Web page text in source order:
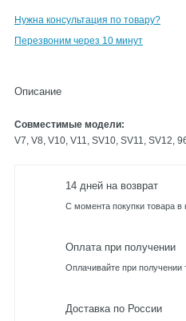
Нужна консультация по товару?
Перезвоним через 10 минут
Описание
Совместимые модели:
V7, V8, V10, V11, SV10, SV11, SV12,
14 дней на возврат
С момента покупки товара
Оплата при получении
Оплачивайте при получении
Доставка по России